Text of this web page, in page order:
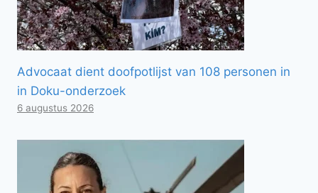
Advocaat dient doofpotlijst van 108 personen in
in Doku-onderzoek
6 augustus 2026